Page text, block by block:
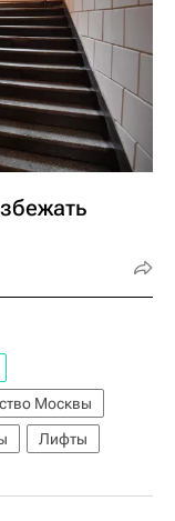
Москвы
Лифты